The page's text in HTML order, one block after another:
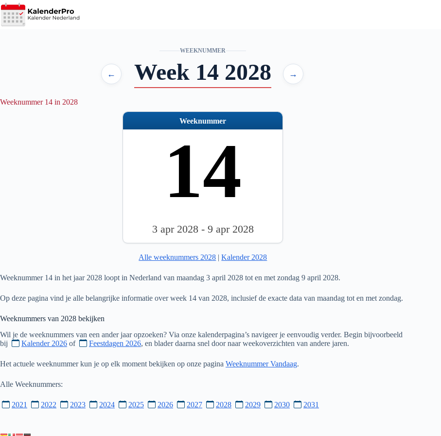
Ga
naar
de
WEEKNUMMER
← Week 14 2028 →
Weeknummer 14 in 2028
Weeknummer
14
3 apr 2028 - 9 apr 2028
Alle weeknummers 2028 |Kalender 2028
Weeknummer 14 in het jaar 2028 loopt in Nederland van maandag 3 april 2028 tot en met zondag 9 april 2028.
Op deze pagina vind je alle belangrijke informatie over week 14 van 2028, inclusief de exacte data van maandag tot en met zondag.
Weeknummers van 2028 bekijken
Wil je de weeknummers van een ander jaar opzoeken? Via onze kalenderpagina’s navigeer je eenvoudig verder. Begin bijvoorbeeld
bij
Kalender 2026 of Feestdagen 2026, en blader daarna snel door naar weekoverzichten van andere jaren.
Het actuele weeknummer kun je op elk moment bekijken op onze pagina Weeknummer Vandaag.
Alle Weeknummers:
2021 2022 2023 2024 2025 2026 2027 2028 2029 2030 2031